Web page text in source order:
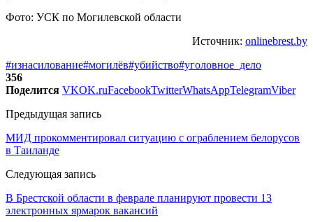
Фото: УСК по Могилевской области
Источник: onlinebrest.by
#изнасилование#могилёв#убийство#уголовное_дело
356
Поделится VKOK.ruFacebookTwitterWhatsAppTelegramViber
Предыдущая запись
МИД прокомментировал ситуацию с ограблением белорусов
в Таиланде
Следующая запись
В Брестской области в феврале планируют провести 13
электронных ярмарок вакансий